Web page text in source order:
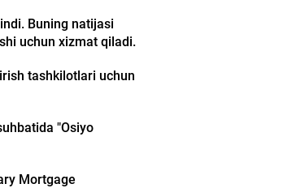
Buning natijasi
uchun xizmat qiladi.
tashkilotlari uchun
"Osiyo
Mortgage